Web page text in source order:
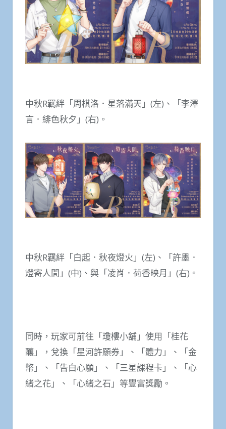
中秋R羈絆「周棋洛．星落滿天」(左)、「李澤
言．緋色秋夕」(右)。
中秋R羈絆「白起．秋夜燈火」(左)、「許墨．
燈寄人間」(中)、與「凌肖．荷香映月」(右)。
同時，玩家可前往「瓊樓小舖」使用「桂花
釀」，兌換「星河許願券」、「體力」、「金
幣」、「告白心願」、「三星課程卡」、「心
緒之花」、「心緒之石」等豐富獎勵。